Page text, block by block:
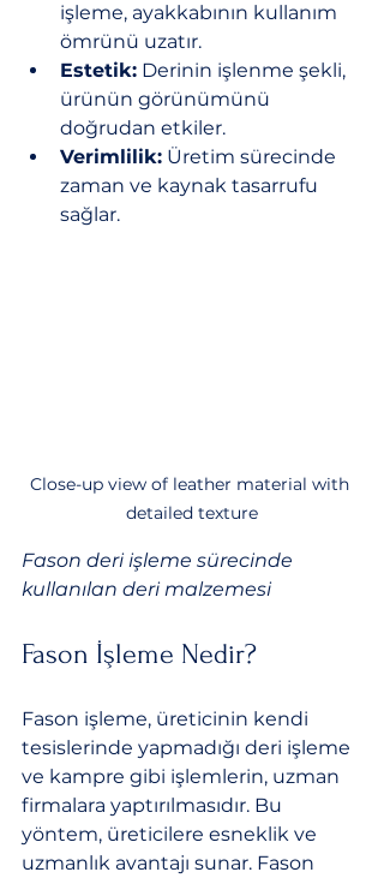
işleme, ayakkabının kullanım
ömrünü uzatır.
Estetik: Derinin işlenme şekli,
ürünün görünümünü
doğrudan etkiler.
Verimlilik: Üretim sürecinde
zaman ve kaynak tasarrufu
sağlar.
Close-up view of leather material with
detailed texture
Fason deri işleme sürecinde
kullanılan deri malzemesi
Fason İşleme Nedir?
Fason işleme, üreticinin kendi
tesislerinde yapmadığı deri işleme
ve kampre gibi işlemlerin, uzman
firmalara yaptırılmasıdır. Bu
yöntem, üreticilere esneklik ve
uzmanlık avantajı sunar. Fason